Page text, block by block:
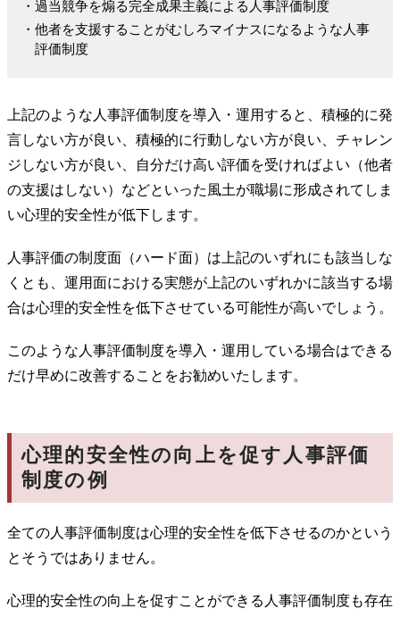
・過当競争を煽る完全成果主義による人事評価制度
・他者を支援することがむしろマイナスになるような人事
評価制度
上記のような人事評価制度を導入・運用すると、積極的に発
言しない方が良い、積極的に行動しない方が良い、チャレン
ジしない方が良い、自分だけ高い評価を受ければよい（他者
の支援はしない）などといった風土が職場に形成されてしま
い心理的安全性が低下します。
人事評価の制度面（ハード面）は上記のいずれにも該当しな
くとも、運用面における実態が上記のいずれかに該当する場
合は心理的安全性を低下させている可能性が高いでしょう。
このような人事評価制度を導入・運用している場合はできる
だけ早めに改善することをお勧めいたします。
心理的安全性の向上を促す人事評価
制度の例
全ての人事評価制度は心理的安全性を低下させるのかという
とそうではありません。
心理的安全性の向上を促すことができる人事評価制度も存在